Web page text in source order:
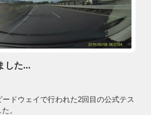
した...
ドウェイで行われた2回目の公式テス
。